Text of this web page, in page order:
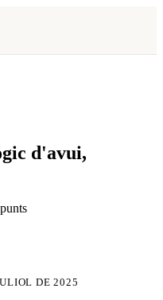
d'avui,
punts
DE 2025